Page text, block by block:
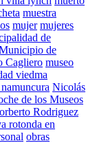
muestra
mujer mujeres
de
de
Cagliero museo
viedma
Nicolás
de los Museos
Rodriguez
rotonda en
obras